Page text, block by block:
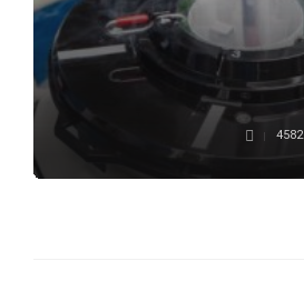
4582